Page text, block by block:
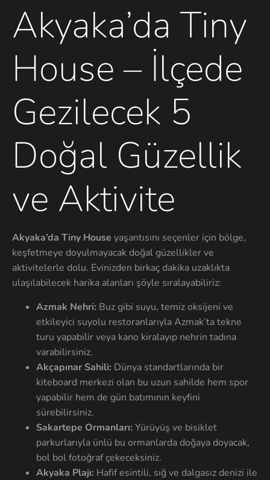
Akyaka’da Tiny
House – İlçede
Gezilecek 5
Doğal Güzellik
ve Aktivite
Akyaka’da Tiny House yaşantısını seçenler için bölge,
keşfetmeye doyulmayacak doğal güzellikler ve
aktivitelerle dolu. Evinizden birkaç dakika uzaklıkta
ulaşılabilecek harika alanları şöyle sıralayabiliriz:
Azmak Nehri: Buz gibi suyu, temiz oksijeni ve
etkileyici suyolu restoranlarıyla Azmak’ta tekne
turu yapabilir veya kano kiralayıp nehrin tadına
varabilirsiniz.
Akçapınar Sahili: Dünya standartlarında bir
kiteboard merkezi olan bu uzun sahilde hem spor
yapabilir hem de gün batımının keyfini
sürebilirsiniz.
Sakartepe Ormanları: Yürüyüş ve bisiklet
parkurlarıyla ünlü bu ormanlarda doğaya doyacak,
bol bol fotoğraf çekeceksiniz.
Akyaka Plajı: Hafif esintili, sığ ve dalgasız denizi ile